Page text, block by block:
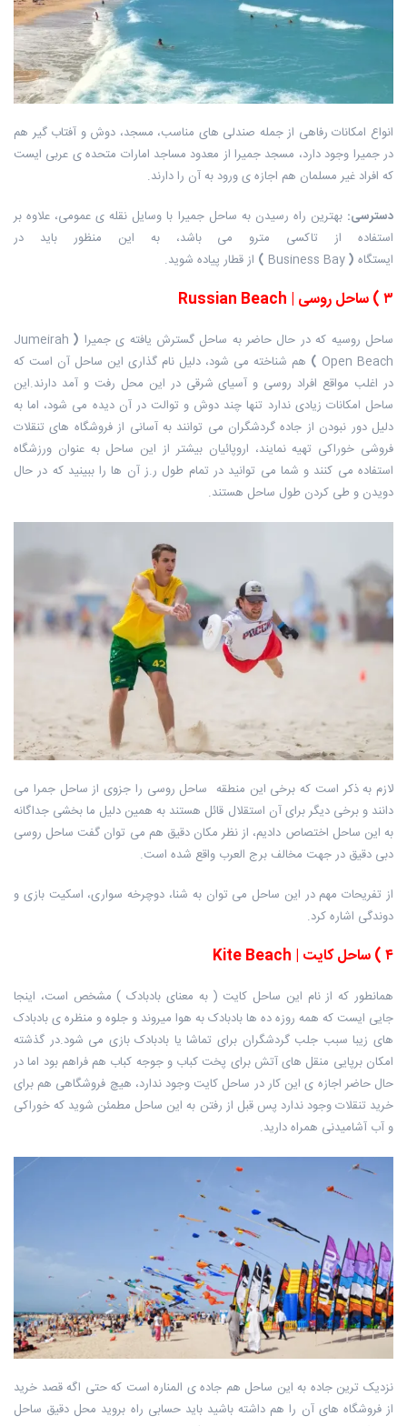
انواع امکانات رفاهی از جمله صندلی های مناسب، مسجد، دوش و آفتاب گیر هم
در جمیرا وجود دارد، مسجد جمیرا از معدود مساجد امارات متحده ی عربی ایست
که افراد غیر مسلمان هم اجازه ی ورود به آن را دارند.
دسترسی: بهترین راه رسیدن به ساحل جمیرا با وسایل نقله ی عمومی، علاوه بر
استفاده از تاکسی مترو می باشد، به این منظور باید در
ایستگاه (
Business Bay
) از قطار پیاده شوید.
۳)ساحل روسی | Russian Beach
ساحل روسیه که در حال حاضر به ساحل گسترش یافته ی جمیرا (
Jumeirah
Open Beach
) هم شناخته می شود، دلیل نام گذاری این ساحل آن است که
در اغلب مواقع افراد روسی و آسیای شرقی در این محل رفت و آمد دارند.این
ساحل امکانات زیادی ندارد تنها چند دوش و توالت در آن دیده می شود، اما به
دلیل دور نبودن از جاده گردشگران می توانند به آسانی از فروشگاه های تنقلات
فروشی خوراکی تهیه نمایند، اروپائیان بیشتر از این ساحل به عنوان ورزشگاه
استفاده می کنند و شما می توانید در تمام طول ر.ز آن ها را ببینید که در حال
دویدن و طی کردن طول ساحل هستند.
لازم به ذکر است که برخی این منطقه ساحل روسی را جزوی از ساحل جمرا می
دانند و برخی دیگر برای آن استقلال قائل هستند به همین دلیل ما بخشی جداگانه
به این ساحل اختصاص دادیم، از نظر مکان دقیق هم می توان گفت ساحل روسی
دبی دقیق در جهت مخالف برج العرب واقع شده است.
از تفریحات مهم در این ساحل می توان به شنا، دوچرخه سواری، اسکیت بازی و
دوندگی اشاره کرد.
۴)ساحل کایت | Kite Beach
همانطور که از نام این ساحل کایت ( به معنای بادبادک ) مشخص است، اینجا
جایی ایست که همه روزه ده ها بادبادک به هوا میروند و جلوه و منظره ی بادبادک
های زیبا سبب جلب گردشگران برای تماشا یا بادبادک بازی می شود.در گذشته
امکان برپایی منقل های آتش برای پخت کباب و جوجه کباب هم فراهم بود اما در
حال حاضر اجازه ی این کار در ساحل کایت وجود ندارد، هیچ فروشگاهی هم برای
خرید تنقلات وجود ندارد پس قبل از رفتن به این ساحل مطمئن شوید که خوراکی
و آب آشامیدنی همراه دارید.
نزدیک ترین جاده به این ساحل هم جاده ی المناره است که حتی اگه قصد خرید
از فروشگاه های آن را هم داشته باشید باید حسابی راه بروید محل دقیق ساحل